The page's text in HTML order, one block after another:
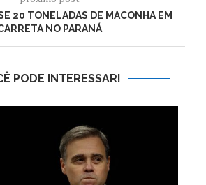
20 TONELADAS DE MACONHA EM
NO PARANÁ
PODE INTERESSAR!